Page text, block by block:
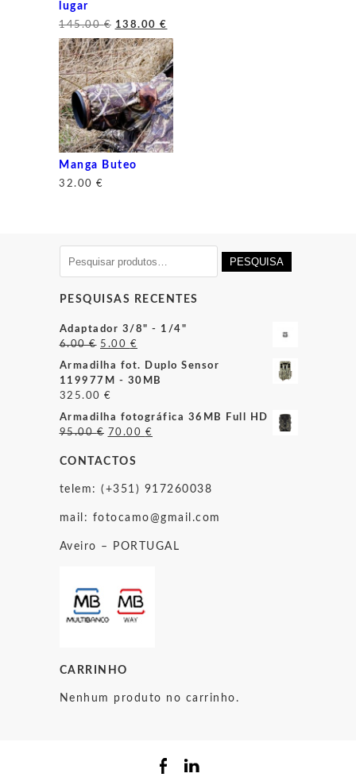
lugar
145.00€ O
original
era:
145.00 €.
138.00 €
atual
é:
138.00 €.
Manga Buteo
32.00 €
por:
PESQUISA
PESQUISAS RECENTES
Adaptador 3/8" - 1/4"
6.00€ O
preço
original
era:
5.00 €
preço
atual
Armadilha fot. Duplo Sensor
119977M - 30MB
325.00 €
Armadilha fotográfica 36MB Full HD
95.00€ O
original
95.00 €.
70.00 €
70.00 €.
CONTACTOS
telem: (+351) 917260038
mail: fotocamo@gmail.com
Aveiro – PORTUGAL
CARRINHO
Nenhum produto no carrinho.